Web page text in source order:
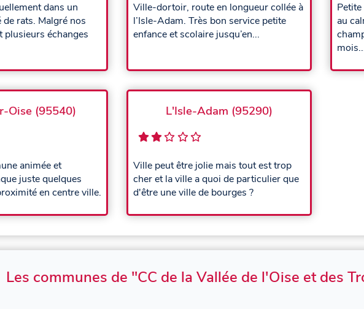
dans un
rats. Malgré nos
plusieurs échanges
Ville-dortoir, route en longueur collée à
l’Isle-Adam. Très bon service petite
enfance et scolaire jusqu’en...
au
Oise (95540)
animée et
juste quelques
en centre ville.
L'Isle-Adam (95290)
Ville peut être jolie mais tout est trop
cher et la ville a quoi de particulier que
d'être une ville de bourges ?
Les communes de "CC de la Vallée de l'Oise et des